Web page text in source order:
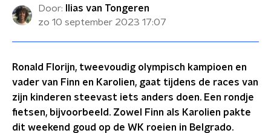
Door:
Ilias van Tongeren
zo 10 september 2023 17:07
Ronald Florijn, tweevoudig olympisch kampioen en
vader van Finn en Karolien, gaat tijdens de races van
zijn kinderen steevast iets anders doen. Een rondje
fietsen, bijvoorbeeld. Zowel Finn als Karolien pakte
dit weekend goud op de WK roeien in Belgrado.